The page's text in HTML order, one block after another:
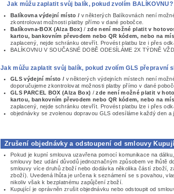
Jak můžu zaplatit svůj balík, pokud zvolím BALÍKOVNU?
Balíkovna výdejní místo / v některých Balíkovnách není
zkontrolovat možnosti platby přímo v dané pobočce.
Balíkovna-BOX (Alza Box) /zde není možné platit v
kartou, bankovním převodem nebo QR kódem, nebo na
zaplacený, nejde schránku otevřít. Provést platbu lze i přes
BALÍKOVNU V SOUČASNÉ DOBĚ ODESÍLÁME 2X TÝDNĚ
Jak můžu zaplatit svůj balík, pokud zvolím GLS přepravní
GLS výdejní místo / v některých výdejních místech není
doporučujeme zkontrolovat možnosti platby přímo v dané
GLS PARCEL BOX (Alza Box) /zde není možné platit v
kartou, bankovním převodem nebo QR kódem, nebo na
zaplacený, nejde schránku otevřít. Provést platbu lze i přes
objednávky se zvolenou dopravou GLS odesíláme každý den
Zrušení objednávky a odstoupení od smlouvy
Pokud je kupní smlouva uzavřena pomocí komunikace na
smlouvy bez udání důvodů jednoznačným způsobem ve lhůtě
smlouvy více druhů zboží nebo dodávka několika částí zboží,
zboží). Uvedená lhůta je určena k seznámení se s povahou,
nikoliv však k bezplatnému zapůjčení zboží.
Kupující je oprávněn zrušit objednávku nebo odstoupit od